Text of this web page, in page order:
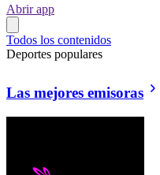
Abrir app
Todos los contenidos
Deportes populares
Las mejores emisoras